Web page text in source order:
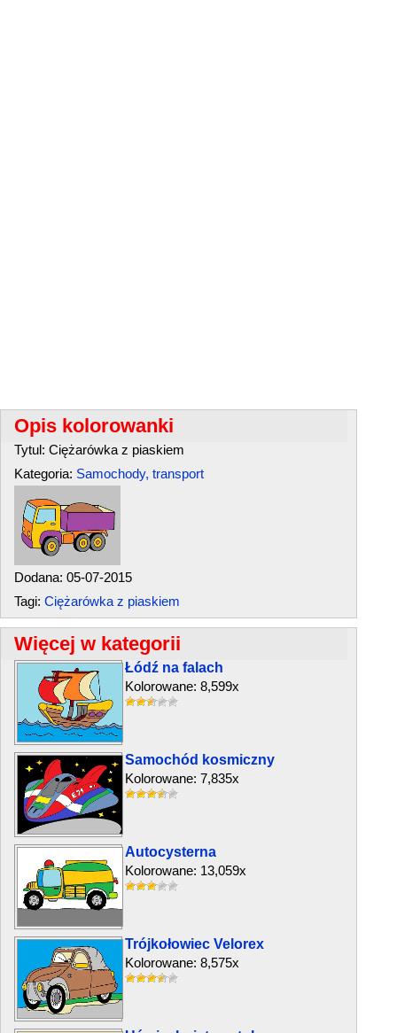
Opis kolorowanki
Tytul: Ciężarówka z piaskiem
Kategoria: Samochody, transport
Dodana: 05-07-2015
Tagi: Ciężarówka z piaskiem
Więcej w kategorii
Łódź na falach
Kolorowane: 8,599x
Samochód kosmiczny
Kolorowane: 7,835x
Autocysterna
Kolorowane: 13,059x
Trójkołowiec Velorex
Kolorowane: 8,575x